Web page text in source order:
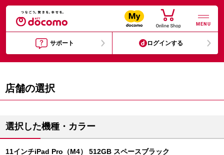
MENU
サポート ログインする
店舗の選択
選択した機種・カラー
11インチiPad Pro（M4） 512GB スペースブラック